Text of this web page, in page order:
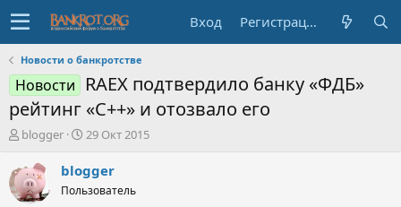
Вход Регистрация
Новости о банкротстве
Новости
RAEX подтвердило банку «ФДБ»
рейтинг «С++» и отозвало его
А
т
о
р
blogger
Д
т
а
н
29 Окт 2015
blogger
Пользователь